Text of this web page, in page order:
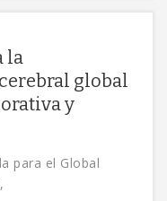
la
global
y
para el Global